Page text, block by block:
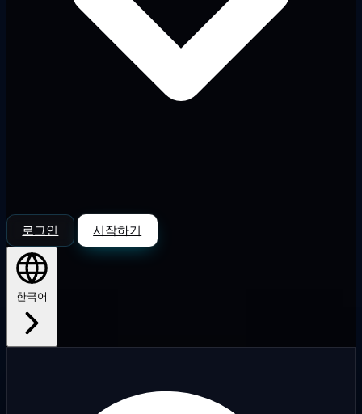
로그인 시작하기
한국어